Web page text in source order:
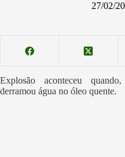
27/02/
Explosão aconteceu
derramou água no óleo quente.